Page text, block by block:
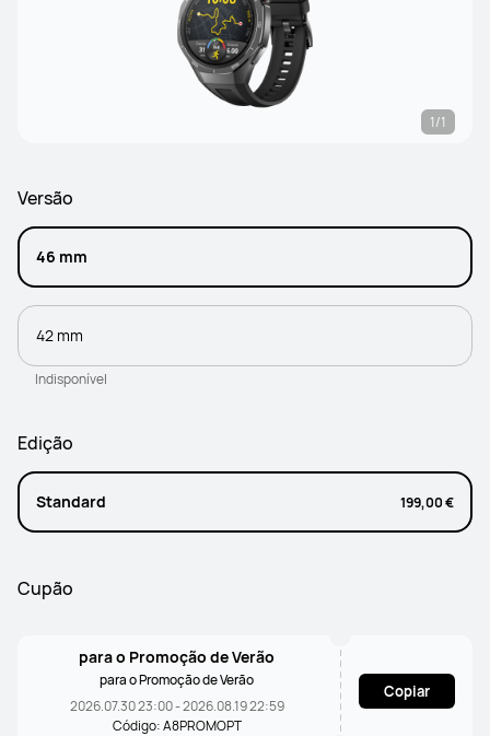
1/1
Versão
46 mm
42 mm
Indisponível
Edição
Standard 199,00 €
Cupão
para o Promoção de Verão
para o Promoção de Verão
2026.07.30 23:00 - 2026.08.19 22:59
Código: A8PROMOPT
Copiar